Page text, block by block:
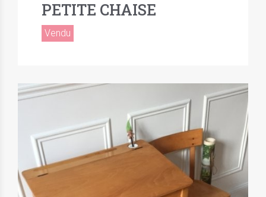
PETITE CHAISE
Vendu